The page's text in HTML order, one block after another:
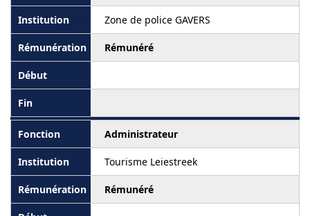
Zone de police GAVERS
Rémunéré
Administrateur
Tourisme Leiestreek
Rémunéré